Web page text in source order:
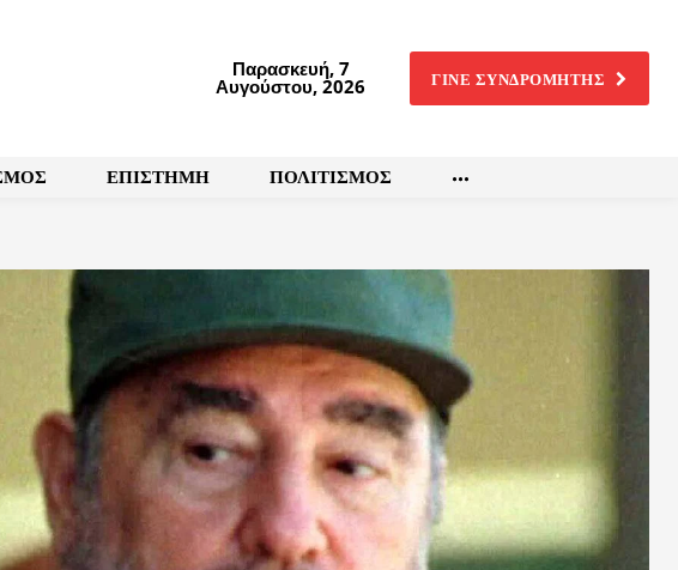
Παρασκευή, 7
Αυγούστου, 2026 ΓΙΝΕ ΣΥΝΔΡΟΜΗΤΗΣ
ΕΠΙΣΤΗΜΗ ΠΟΛΙΤΙΣΜΟΣ